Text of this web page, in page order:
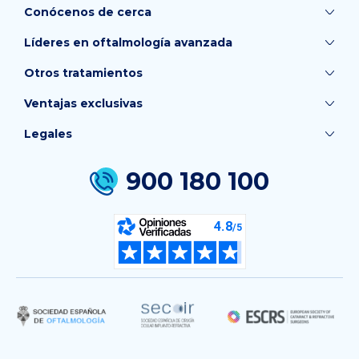
Conócenos de cerca
Líderes en oftalmología avanzada
Otros tratamientos
Ventajas exclusivas
900 180 100
Legales